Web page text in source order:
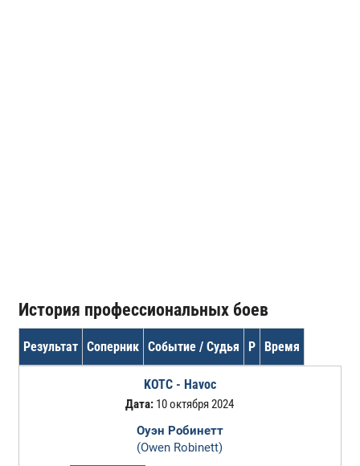
История профессиональных боев
Результат Соперник Событие / Судья Р Время
KOTC - Havoc
Дата: 10 октября 2024
Оуэн Робинетт
(Owen Robinett)